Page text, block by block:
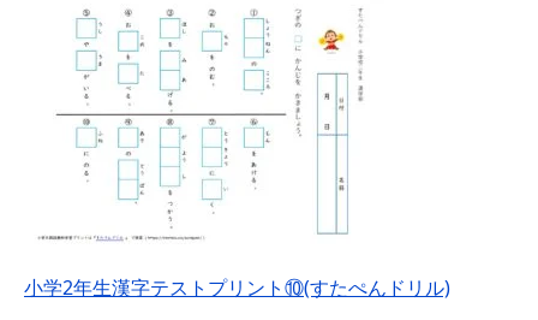
小学2年生漢字テストプリント⑩(すたぺんドリル)